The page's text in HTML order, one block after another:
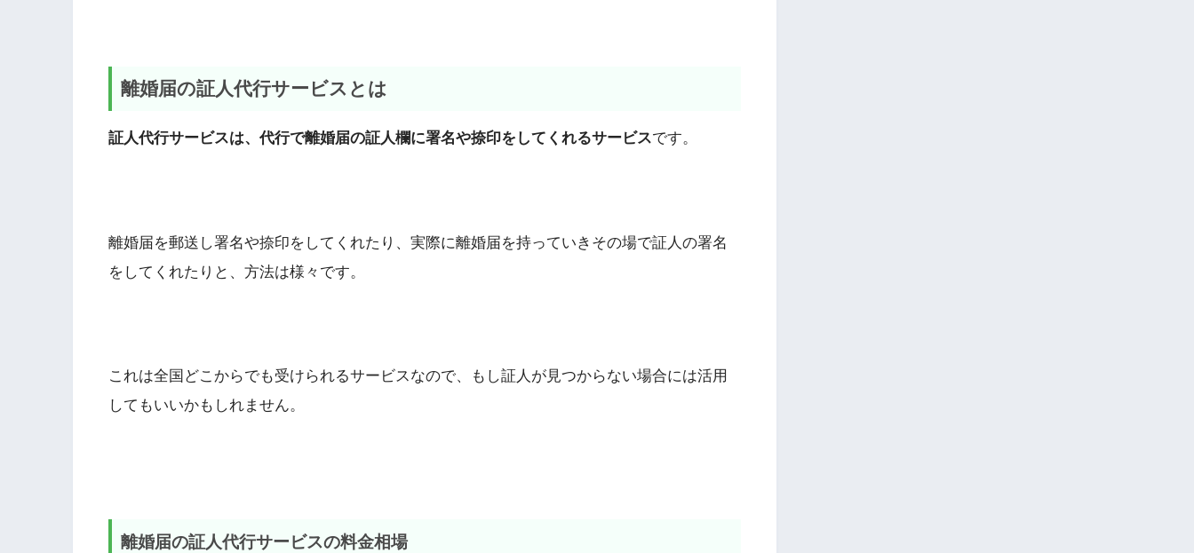
離婚届の証人代行サービスとは
証人代行サービスは、代行で離婚届の証人欄に署名や捺印をしてくれるサービスです。
離婚届を郵送し署名や捺印をしてくれたり、実際に離婚届を持っていきその場で証人の署名
をしてくれたりと、方法は様々です。
これは全国どこからでも受けられるサービスなので、もし証人が見つからない場合には活用
してもいいかもしれません。
離婚届の証人代行サービスの料金相場